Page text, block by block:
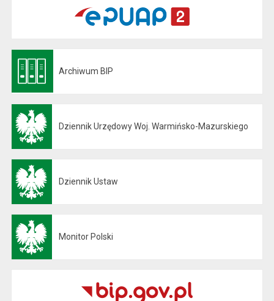
Archiwum BIP
Dziennik Urzędowy Woj. Warmińsko-Mazurskiego
Dziennik Ustaw
Monitor Polski